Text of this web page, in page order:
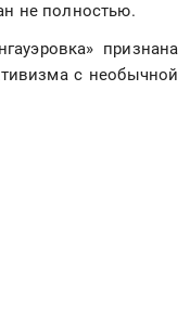
не полностью.
признана
с необычной